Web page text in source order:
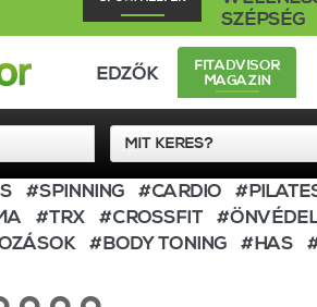
SZÉPSÉG
EDZŐK
FITADVISOR
MAGAZIN
#SPINNING #CARDIO
#TRX #CROSSFIT
#BODY TONING #HAS